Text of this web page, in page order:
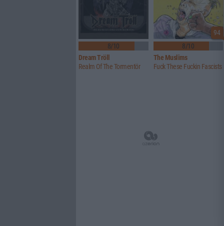
8/10
Dream Tröll
Realm Of The Tormentör
94
8/10
The Muslims
Fuck These Fuckin Fascists